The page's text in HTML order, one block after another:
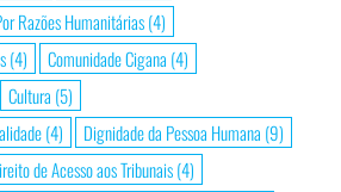
Razões Humanitárias(4)
(4) Comunidade Cigana (4)
Cultura (5)
(4) Dignidade da Pessoa Humana (9)
de Acesso aos Tribunais(4)